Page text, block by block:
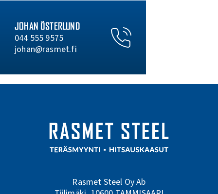
JOHAN ÖSTERLUND
044 555 9575
johan@rasmet.fi
Rasmet Steel Oy Ab